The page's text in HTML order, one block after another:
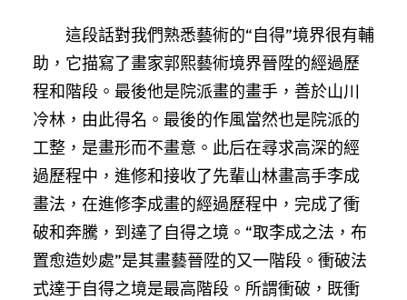
這段話對我們熟悉藝術的“自得”境界很有輔
助，它描寫了畫家郭熙藝術境界晉陞的經過歷
程和階段。最後他是院派畫的畫手，善於山川
冷林，由此得名。最後的作風當然也是院派的
工整，是畫形而不畫意。此后在尋求高深的經
過歷程中，進修和接收了先輩山林畫高手李成
畫法，在進修李成畫的經過歷程中，完成了衝
破和奔騰，到達了自得之境。“取李成之法，布
置愈造妙處”是其畫藝晉陞的又一階段。衝破法
式達于自得之境是最高階段。所謂衝破，既衝